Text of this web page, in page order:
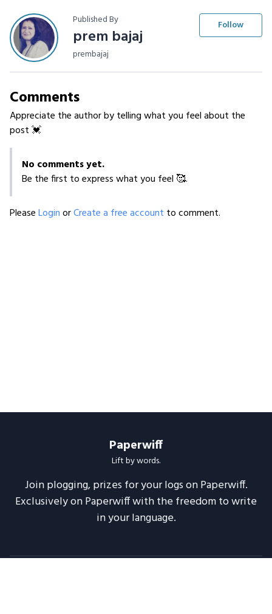
Published By
prem bajaj
prembajaj
Follow
Comments
Appreciate the author by telling what you feel about the
post 💓
No comments yet.
Be the first to express what you feel 🥰.
PleaseLoginorCreate a free account to comment.
Paperwiff
Lift by words.
Join plogging, prizes for your logs on Paperwiff.
Exclusively on Paperwiff with the freedom to write
in your language.